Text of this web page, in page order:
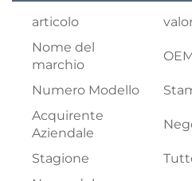
articolo
Nome del
marchio
Numero Modello
Acquirente
Aziendale
Stagione